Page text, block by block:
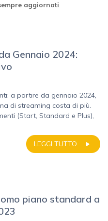
aggiornati.
Gennaio 2024:
a partire da gennaio 2024,
di streaming costa di più.
(Start, Standard e Plus),
LEGGI TUTTO
piano standard a